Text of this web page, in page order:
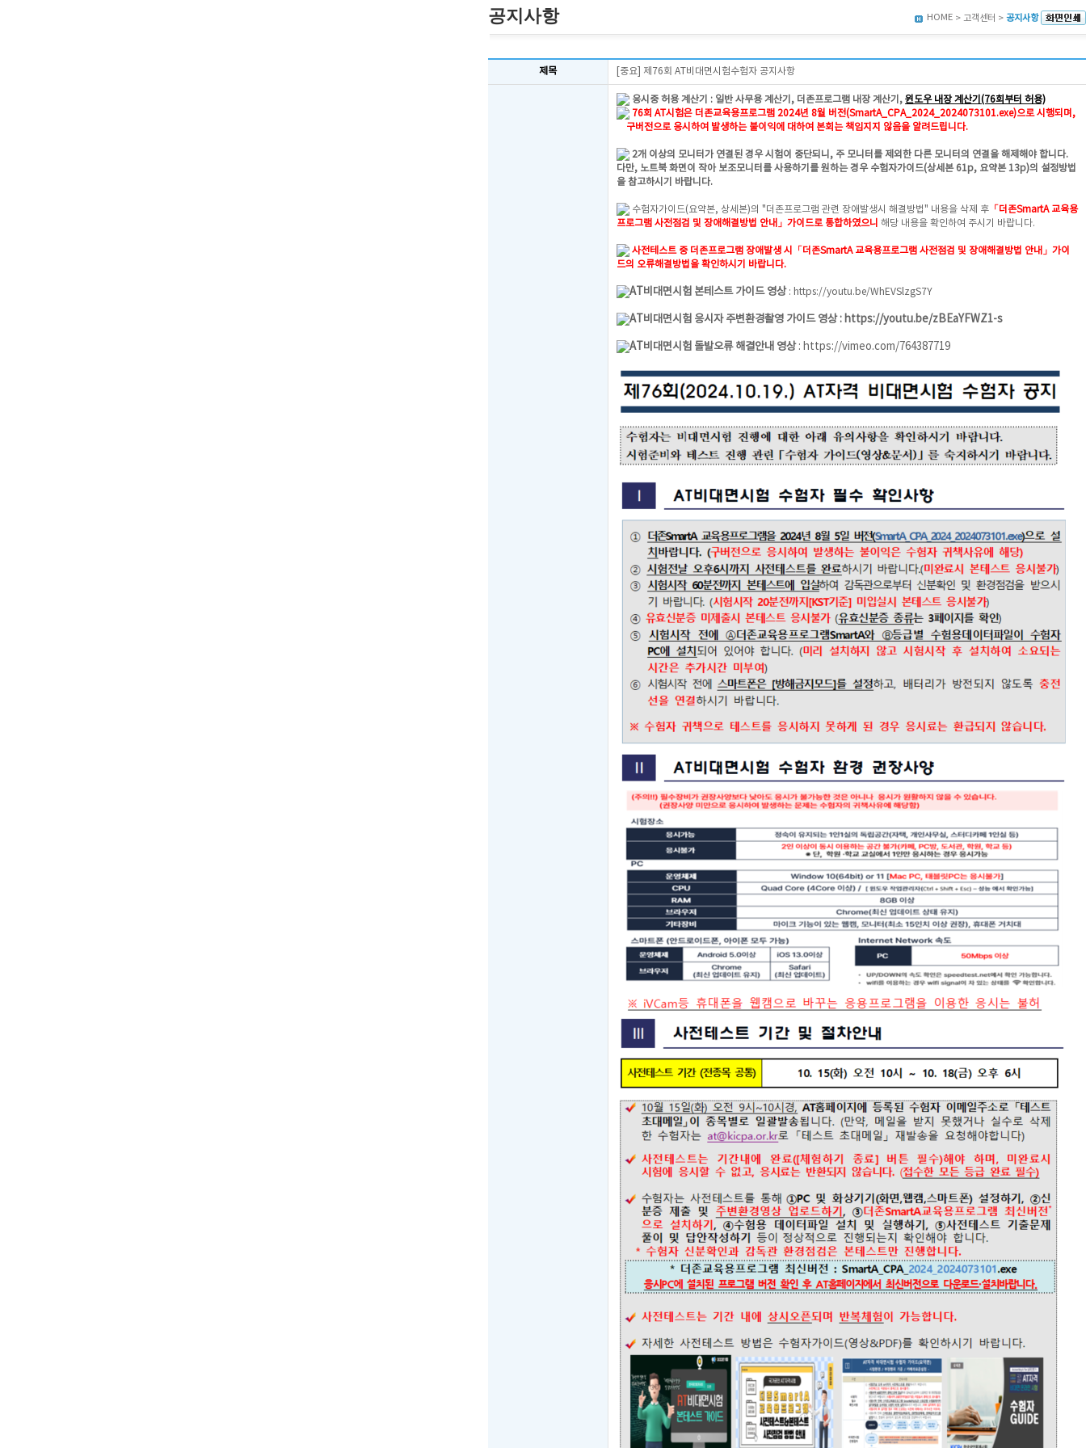
공지사항 HOME > 고객센터 > 공지사항
제목 [중요] 제76회 AT비대면시험수험자 공지사항
응시중 허용 계산기 : 일반 사무용 계산기, 더존프로그램 내장 계산기, 윈도우 내장 계산기(76회부터 허용)
76회 AT시험은 더존교육용프로그램 2024년 8월 버전(SmartA_CPA_2024_2024073101.exe)으로 시행되며,
구버전으로 응시하여 발생하는 불이익에 대하여 본회는 책임지지 않음을 알려드립니다.
2개 이상의 모니터가 연결된 경우 시험이 중단되니, 주 모니터를 제외한 다른 모니터의 연결을 해제해야 합니다.
다만, 노트북 화면이 작아 보조모니터를 사용하기를 원하는 경우 수험자가이드(상세본 61p, 요약본 13p)의 설정방법
을 참고하시기 바랍니다.
수험자가이드(요약본, 상세본)의 "더존프로그램 관련 장애발생시 해결방법" 내용을 삭제 후 「더존SmartA 교육용
프로그램 사전점검 및 장애해결방법 안내」가이드로 통합하였으니 해당 내용을 확인하여 주시기 바랍니다.
사전테스트 중 더존프로그램 장애발생 시
「더존SmartA 교육용프로그램 사전점검 및 장애해결방법 안내」가이
드의 오류해결방법을 확인하시기 바랍니다.
AT비대면시험 본테스트 가이드 영상 : https://youtu.be/WhEVSlzgS7Y
AT비대면시험 응시자 주변환경촬영 가이드 영상 : https://youtu.be/zBEaYFWZ1-s
AT비대면시험 돌발오류 해결안내 영상: https://vimeo.com/764387719